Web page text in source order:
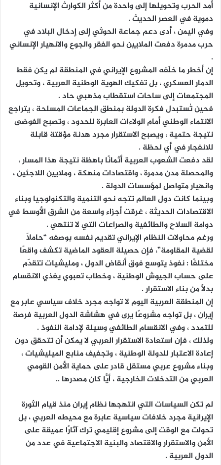
أمد الحرب وتحويلها إلى واحدة من أكثر الكوارث الإنسانية
دموية في العصر الحديث .
وفي اليمن ، أدى دعم جماعة الحوثي إلى إدخال البلاد في
حرب مدمرة دفعت الملايين نحو الفقر والجوع والانهيار الإنساني
.
إن أخطر ما خلّفه المشروع الإيراني في المنطقة لم يكن فقط
الدمار العسكري ، بل تفكيك الهوية الوطنية العربية ، وتحويل
المجتمعات إلى ساحات استقطاب مذهبي حاد .
فحين تُستبدل فكرة الدولة بمنطق الجماعات المسلحة ، يتراجع
الانتماء الوطني أمام الولاءات العابرة للحدود ، وتصبح الفوضى
نتيجة حتمية ، ويصبح الاستقرار مجرد هدنة مؤقتة قابلة
للانفجار في أي لحظة .
لقد دفعت الشعوب العربية أثمانًا باهظة نتيجة هذا المسار ،
والمحصلة مدن مدمرة ، واقتصادات منهكة ، وملايين اللاجئين ،
وانهيار متواصل لمؤسسات الدولة .
وبينما كانت دول العالم تتجه نحو التنمية والتكنولوجيا وبناء
الاقتصادات الحديثة ، غرقت أجزاء واسعة من الشرق الأوسط في
دوامة السلاح والطائفية والصراعات التي لا تنتهي .
ورغم محاولات النظام الإيراني تقديم نفسه بوصفه “حاملًا
لقضية المقاومة”، فإن حصيلة العقود الماضية تكشف واقعًا
مختلفًا : نفوذ يتوسع فوق أنقاض الدول ، ومليشيات تتقدّم
على حساب الجيوش الوطنية ، وخطاب تعبوي يغذي الانقسام
بدلًا من بناء الاستقرار .
إن المنطقة العربية اليوم لا تواجه مجرد خلاف سياسي عابر مع
إيران ، بل تواجه مشروعًا يرى في هشاشة الدول العربية فرصة
للتمدد ، وفي الانقسام الطائفي وسيلة لإدامة النفوذ .
ولذلك ، فإن استعادة الاستقرار العربي لا يمكن أن تتحقق دون
إعادة الاعتبار للدولة الوطنية ، وتجفيف منابع الميليشيات ،
وبناء مشروع عربي مستقل قادر على حماية الأمن القومي
العربي من التدخلات الخارجية ، أيًّا كان مصدرها ..
لم تكن السياسات التي انتهجها نظام إيران منذ قيام الثورة
الإيرانية مجرد خلافات سياسية عابرة مع محيطه العربي ، بل
تحولت مع الوقت إلى مشروع إقليمي ترك آثارًا عميقة على
الأمن والاستقرار والاقتصاد والبنية الاجتماعية في عدد من
الدول العربية .